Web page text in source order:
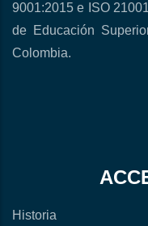
9001:2015 e ISO
de Educación
Colombia.
Historia